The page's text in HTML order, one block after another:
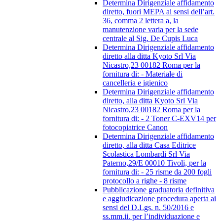
Determina Dirigenziale affidamento
diretto, fuori MEPA ai sensi dell’art.
36, comma 2 lettera a, la
manutenzione varia per la sede
centrale al Sig. De Cupis Luca
Determina Dirigenziale affidamento
diretto alla ditta Kyoto Srl Via
Nicastro,23 00182 Roma per la
fornitura di: - Materiale di
cancelleria e igienico
Determina Dirigenziale affidamento
diretto, alla ditta Kyoto Srl Via
Nicastro,23 00182 Roma per la
fornitura di: - 2 Toner C-EXV14 per
fotocopiatrice Canon
Determina Dirigenziale affidamento
diretto, alla ditta Casa Editrice
Scolastica Lombardi Srl Via
Paterno,29/E 00010 Tivoli, per la
fornitura di: - 25 risme da 200 fogli
protocollo a righe - 8 risme
Pubblicazione graduatoria definitiva
e aggiudicazione procedura aperta ai
sensi del D.Lgs. n. 50/2016 e
ss.mm.ii. per l’individuazione e